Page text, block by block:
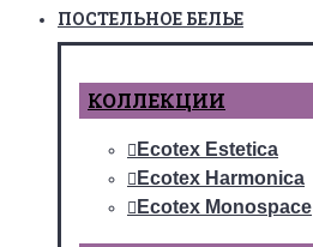
ПОСТЕЛЬНОЕ БЕЛЬЕ
КОЛЛЕКЦИИ
Ecotex Estetica
Ecotex Harmonica
Ecotex Monospace